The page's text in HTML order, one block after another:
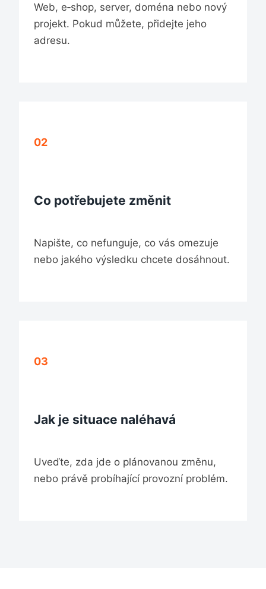
Web, e‑shop, server, doména nebo nový
projekt. Pokud můžete, přidejte jeho
adresu.
02
Co potřebujete změnit
Napište, co nefunguje, co vás omezuje
nebo jakého výsledku chcete dosáhnout.
03
Jak je situace naléhavá
Uveďte, zda jde o plánovanou změnu,
nebo právě probíhající provozní problém.